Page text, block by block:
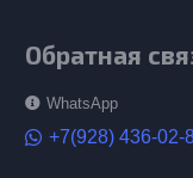
Обратная
WhatsApp
+7(928) 436-02-